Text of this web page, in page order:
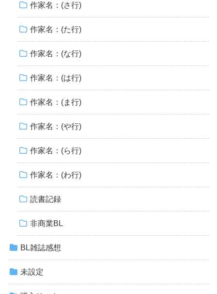
作家名：(さ行)
作家名：(た行)
作家名：(な行)
作家名：(は行)
作家名：(ま行)
作家名：(や行)
作家名：(ら行)
作家名：(わ行)
読書記録
非商業BL
BL雑誌感想
未設定